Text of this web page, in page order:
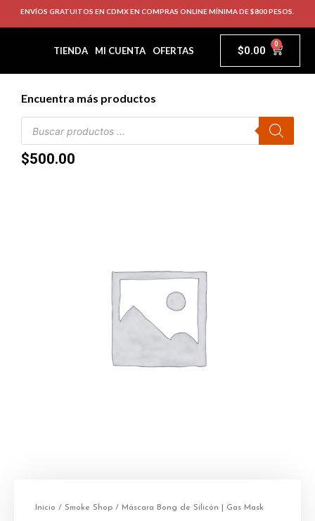
ENVÍOS GRATUITOS EN CDMX EN COMPRAS ONLINE MÍNIMA DE $800 PESOS.
TIENDA MI CUENTA OFERTAS $0.00 0
Encuentra más productos
$500.00
Inicio / Smoke Shop / Máscara Bong de Silicón | Gas Mask